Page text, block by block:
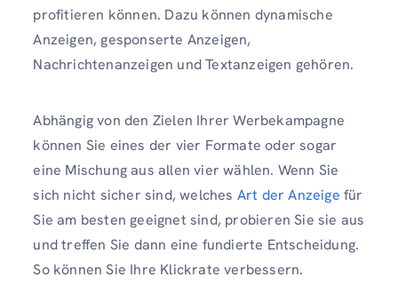
profitieren können. Dazu können dynamische
Anzeigen, gesponserte Anzeigen,
Nachrichtenanzeigen und Textanzeigen gehören.
Abhängig von den Zielen Ihrer Werbekampagne
können Sie eines der vier Formate oder sogar
eine Mischung aus allen vier wählen. Wenn Sie
sich nicht sicher sind, welches Art der Anzeige für
Sie am besten geeignet sind, probieren Sie sie aus
und treffen Sie dann eine fundierte Entscheidung.
So können Sie Ihre Klickrate verbessern.